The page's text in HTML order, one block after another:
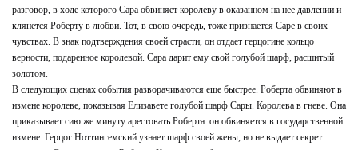
разговор, в ходе которого Сара обвиняет королеву в оказанном на нее давлении и
клянется Роберту в любви. Тот, в свою очередь, тоже признается Саре в своих
чувствах. В знак подтверждения своей страсти, он отдает герцогине кольцо
верности, подаренное королевой. Сара дарит ему свой голубой шарф, расшитый
золотом.
В следующих сценах события разворачиваются еще быстрее. Роберта обвиняют в
измене королеве, показывая Елизавете голубой шарф Сары. Королева в гневе. Она
приказывает сию же минуту арестовать Роберта: он обвиняется в государственной
измене. Герцог Ноттингемский узнает шарф своей жены, но не выдает секрет